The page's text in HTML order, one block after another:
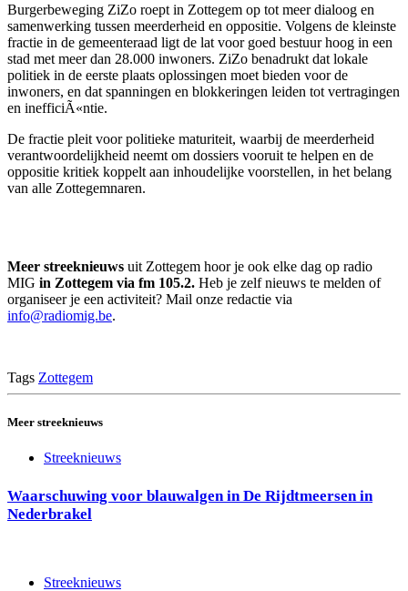
Burgerbeweging ZiZo roept in Zottegem op tot meer dialoog en
samenwerking tussen meerderheid en oppositie. Volgens de kleinste
fractie in de gemeenteraad ligt de lat voor goed bestuur hoog in een
stad met meer dan 28.000 inwoners. ZiZo benadrukt dat lokale
politiek in de eerste plaats oplossingen moet bieden voor de
inwoners, en dat spanningen en blokkeringen leiden tot vertragingen
en inefficiÃ«ntie.
De fractie pleit voor politieke maturiteit, waarbij de meerderheid
verantwoordelijkheid neemt om dossiers vooruit te helpen en de
oppositie kritiek koppelt aan inhoudelijke voorstellen, in het belang
van alle Zottegemnaren.
Meer streeknieuws uit Zottegem hoor je ook elke dag op radio
MIG in Zottegem via fm 105.2. Heb je zelf nieuws te melden of
organiseer je een activiteit? Mail onze redactie via
info@radiomig.be.
Tags Zottegem
Meer streeknieuws
Streeknieuws
Waarschuwing voor blauwalgen in De Rijdtmeersen in
Nederbrakel
Streeknieuws